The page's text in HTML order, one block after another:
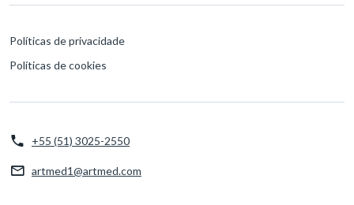
Políticas de privacidade
Políticas de cookies
+55 (51) 3025-2550
artmed1@artmed.com